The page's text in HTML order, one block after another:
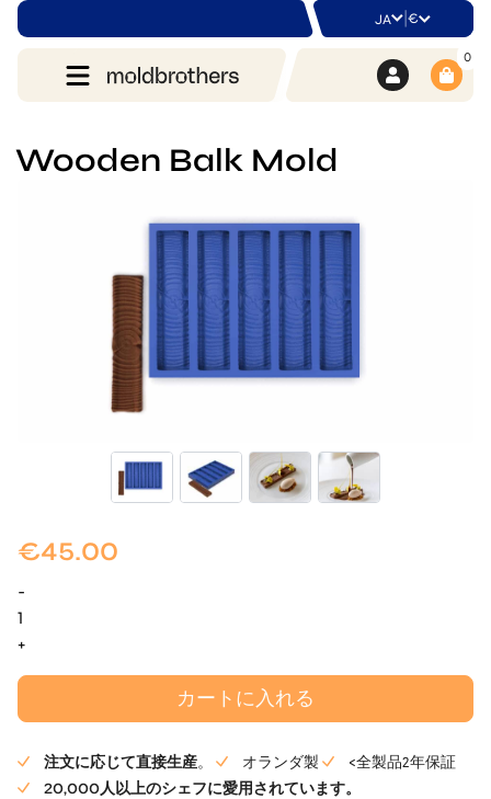
JA | €
0
Wooden Balk Mold
€45.00
-
木
製
ク
Mold
個
+
カートに入れる
注文に応じて直接生産。 オランダ製
<全製品2年保証
20,000人以上のシェフに愛用されています。